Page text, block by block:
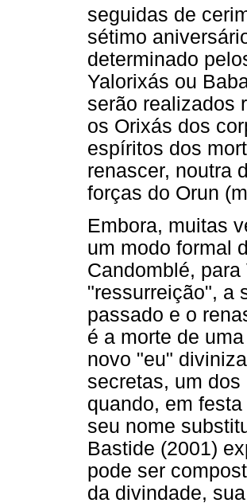
seguidas de
sétimo
determinado
Yalorixás ou
serão realizados
os Orixás dos
espíritos dos
renascer, noutra
forças do Orun
Embora, muitas
um modo formal
Candomblé,
"ressurreição", a
passado e o
é a morte de
novo "eu"
secretas, um
quando, em
seu nome
Bastide (2001)
pode ser
da divindade,